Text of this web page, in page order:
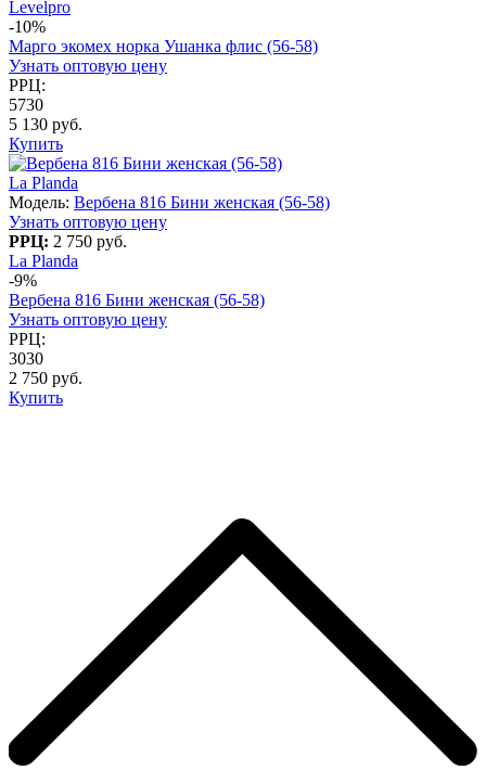
Levelpro
-10%
Марго экомех норка Ушанка флис (56-58)
Узнать оптовую цену
РРЦ:
5730
5 130 руб.
Купить
La Planda
Модель: Вербена 816 Бини женская (56-58)
Узнать оптовую цену
РРЦ: 2 750 руб.
La Planda
-9%
Вербена 816 Бини женская (56-58)
Узнать оптовую цену
РРЦ:
3030
2 750 руб.
Купить